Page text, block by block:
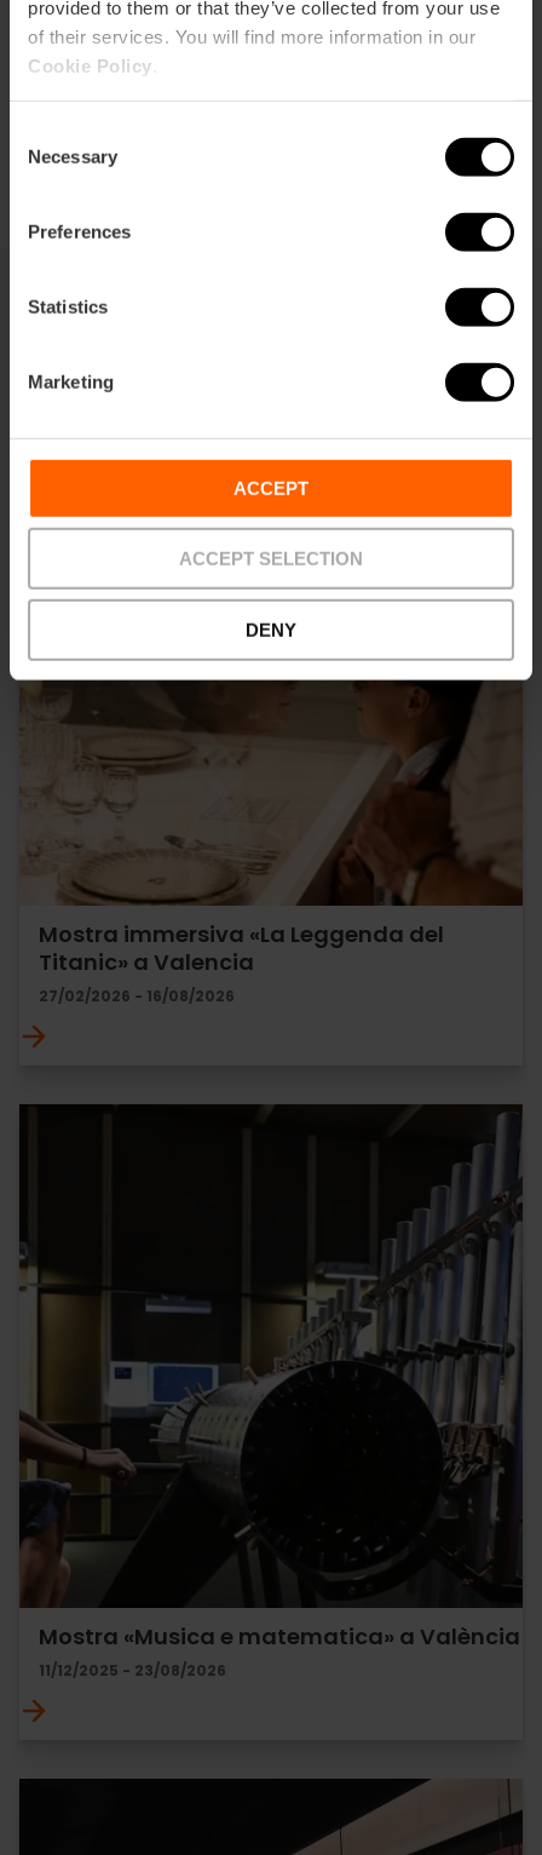
provided to them or that they’ve collected from your use
of their services. You will find more information in our
Cookie Policy
Selection
Necessary
Preferences
Statistics
Marketing
ACCEPT
ACCEPT SELECTION
DENY
Mostra immersiva «La Leggenda del
Titanic» a Valencia
27/02/2026 - 16/08/2026
Mostra «Musica e matematica» a València
11/12/2025 - 23/08/2026